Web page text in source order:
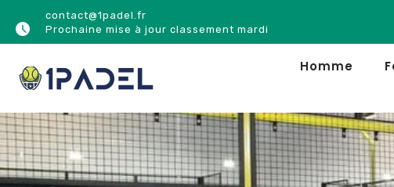
contact@1padel.fr
Prochaine mise à jour classement mardi
Homme